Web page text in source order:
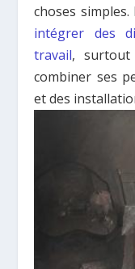
choses
intégrer des
travail, surtout
combiner ses
et des